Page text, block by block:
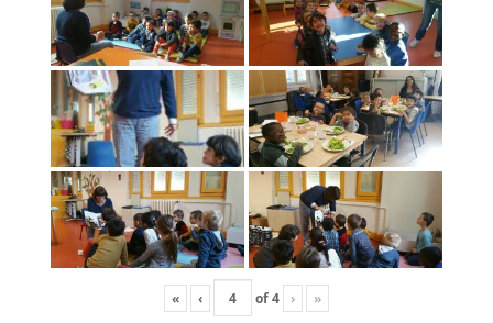
« ‹ of4 › »